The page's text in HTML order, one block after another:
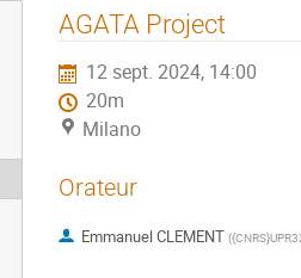
AGATA Project
12 sept. 2024, 14:00
20m
Milano
Orateur
Emmanuel CLEMENT (